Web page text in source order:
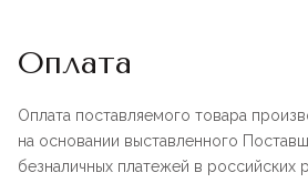
Оплата
Оплата поставляемого товара
на основании выставленного
безналичных платежей в российских